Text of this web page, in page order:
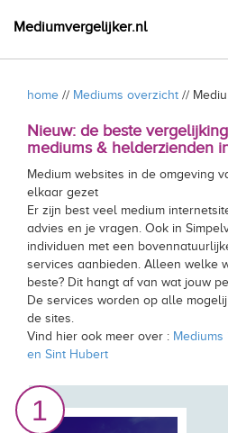
Mediumvergelijker.nl
home // Mediums overzicht //
Nieuw: de beste
mediums & helderzienden
Medium websites in de omgeving
elkaar gezet
Er zijn best veel medium
advies en je vragen. Ook in
individuen met een
services aanbieden. Alleen welke
beste? Dit hangt af van wat jouw
De services worden op alle
de sites.
Vind hier ook meer over :
en Sint Hubert
1